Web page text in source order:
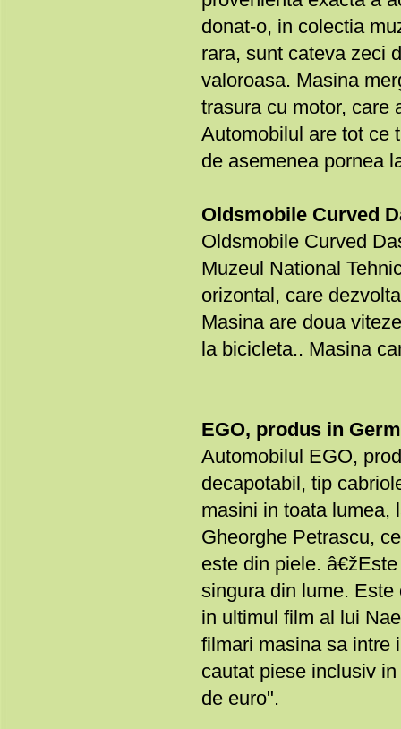
donat-o, in colectia
rara, sunt cateva zeci
valoroasa. Masina
trasura cu motor, care
Automobilul are tot ce
de asemenea pornea
Oldsmobile Curved
Oldsmobile Curved
Muzeul National
orizontal, care
Masina are doua
la bicicleta.. Masina
EGO, produs in
Automobilul EGO,
decapotabil, tip
masini in toata lumea,
Gheorghe Petrascu,
este din piele.
singura din lume.
in ultimul film al lui
filmari masina sa intre
cautat piese inclusiv
de euro".